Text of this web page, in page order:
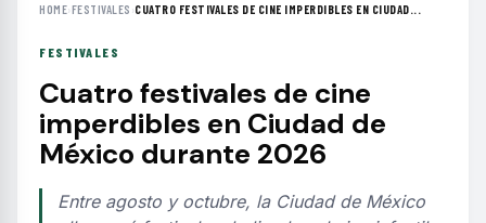
HOME›FESTIVALES ›CUATRO FESTIVALES DE CINE IMPERDIBLES EN CIUDAD...
FESTIVALES
Cuatro festivales de cine
imperdibles en Ciudad de
México durante 2026
Entre agosto y octubre, la Ciudad de México